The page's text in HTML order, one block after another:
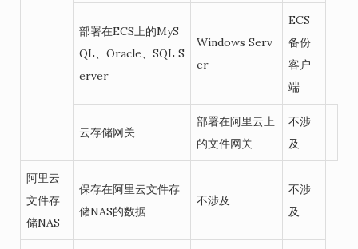
部署在ECS上的MyS
QL、Oracle、SQL S
erver
Windows Serv
er
ECS
备份
客户
端
云存储网关
部署在阿里云上
的文件网关
不涉
及
阿里云
文件存
储NAS
保存在阿里云文件存
储NAS的数据
不涉及
不涉
及